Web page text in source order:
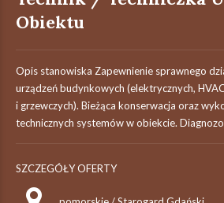
Obiektu
Opis stanowiska Zapewnienie sprawnego
urządzeń budynkowych (elektrycznych,
i grzewczych). Bieżąca konserwacja oraz
technicznych systemów w obiekcie.
SZCZEGÓŁY OFERTY